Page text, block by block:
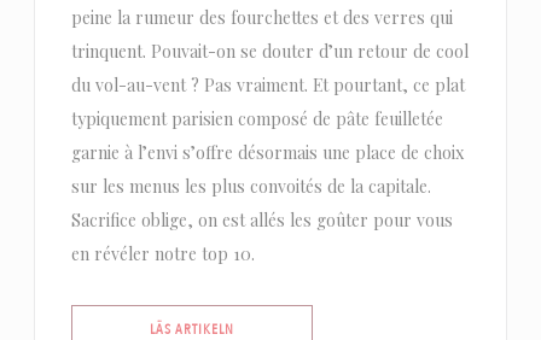
peine la rumeur des fourchettes et des verres qui
trinquent. Pouvait-on se douter d’un retour de cool
du vol-au-vent ? Pas vraiment. Et pourtant, ce plat
typiquement parisien composé de pâte feuilletée
garnie à l’envi s’offre désormais une place de choix
sur les menus les plus convoités de la capitale.
Sacrifice oblige, on est allés les goûter pour vous
en révéler notre top 10.
LÄS ARTIKELN